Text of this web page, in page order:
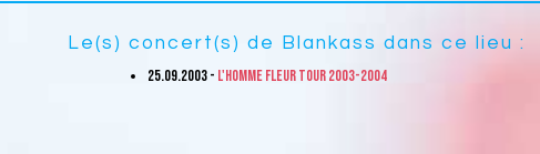
Le(s) concert(s) de Blankass dans ce lieu :
25.09.2003 - L'homme fleur Tour 2003-2004